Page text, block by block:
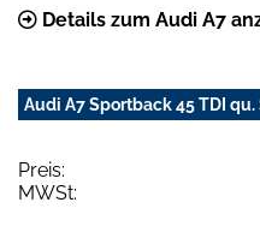
Details zum Audi A7
Audi A7 Sportback 45 TDI
Preis:
MWSt: